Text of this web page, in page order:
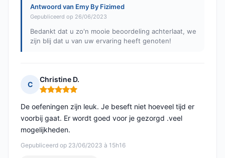
Antwoord van Emy By Fizimed
Gepubliceerd op 26/06/2023
Bedankt dat u zo'n mooie beoordeling achterlaat, we
zijn blij dat u van uw ervaring heeft genoten!
C
Christine D.
Opmerking: 5 van 5
Gepubliceerd op 23/06/2023 à 15h16
De oefeningen zijn leuk. Je beseft niet hoeveel tijd er
voorbij gaat. Er wordt goed voor je gezorgd .veel
mogelijkheden.